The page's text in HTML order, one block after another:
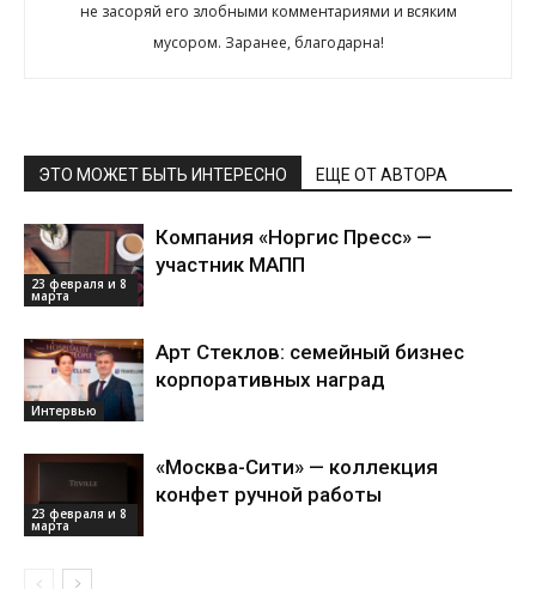
не засоряй его злобными комментариями и всяким
мусором. Заранее, благодарна!
ЭТО МОЖЕТ БЫТЬ ИНТЕРЕСНО ЕЩЕ ОТ АВТОРА
23 февраля и 8
марта
Компания «Норгис Пресс» —
участник МАПП
Интервью
Арт Стеклов: семейный бизнес
корпоративных наград
23 февраля и 8
марта
«Москва-Сити» — коллекция
конфет ручной работы